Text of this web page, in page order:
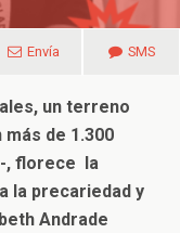
Envía SMS
un terreno
de 1.300
, florece la
la precariedad y
Andrade